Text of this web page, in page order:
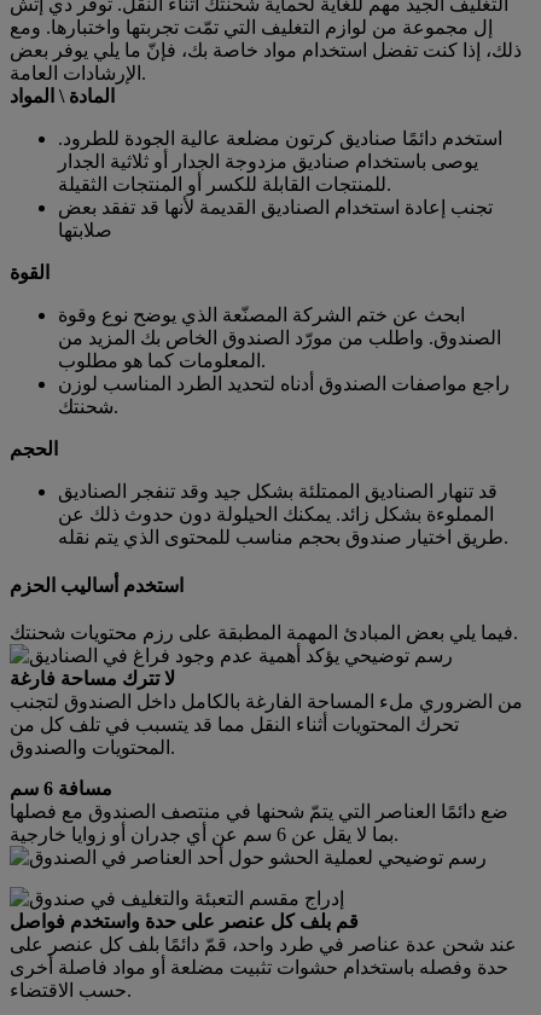
التغليف الجيد مهم للغاية لحماية شحنتك أثناء النقل. توفر دي إتش
إل مجموعة من لوازم التغليف التي تمّت تجربتها واختبارها. ومع
ذلك، إذا كنت تفضل استخدام مواد خاصة بك، فإنّ ما يلي يوفر بعض
الإرشادات العامة.
المادة \ المواد
استخدم دائمًا صناديق كرتون مضلعة عالية الجودة للطرود.
يوصى باستخدام صناديق مزدوجة الجدار أو ثلاثية الجدار
للمنتجات القابلة للكسر أو المنتجات الثقيلة.
تجنب إعادة استخدام الصناديق القديمة لأنها قد تفقد بعض
صلابتها
القوة
ابحث عن ختم الشركة المصنّعة الذي يوضح نوع وقوة
الصندوق. واطلب من مورّد الصندوق الخاص بك المزيد من
المعلومات كما هو مطلوب.
راجع مواصفات الصندوق أدناه لتحديد الطرد المناسب لوزن
شحنتك.
الحجم
قد تنهار الصناديق الممتلئة بشكل جيد وقد تنفجر الصناديق
المملوءة بشكل زائد. يمكنك الحيلولة دون حدوث ذلك عن
طريق اختيار صندوق بحجم مناسب للمحتوى الذي يتم نقله.
استخدم أساليب الحزم
فيما يلي بعض المبادئ المهمة المطبقة على رزم محتويات شحنتك.
لا تترك مساحة فارغة
من الضروري ملء المساحة الفارغة بالكامل داخل الصندوق لتجنب
تحرك المحتويات أثناء النقل مما قد يتسبب في تلف كل من
المحتويات والصندوق.
مسافة 6 سم
ضع دائمًا العناصر التي يتمّ شحنها في منتصف الصندوق مع فصلها
بما لا يقل عن 6 سم عن أي جدران أو زوايا خارجية.
قم بلف كل عنصر على حدة واستخدم فواصل
عند شحن عدة عناصر في طرد واحد، قمّ دائمًا بلف كل عنصر على
حدة وفصله باستخدام حشوات تثبيت مضلعة أو مواد فاصلة أخرى
حسب الاقتضاء.